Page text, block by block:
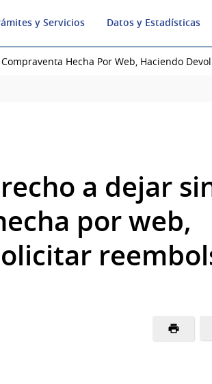
y Servicios Datos y Estadísticas
Hecha Por Web, Haciendo
a dejar
por web,